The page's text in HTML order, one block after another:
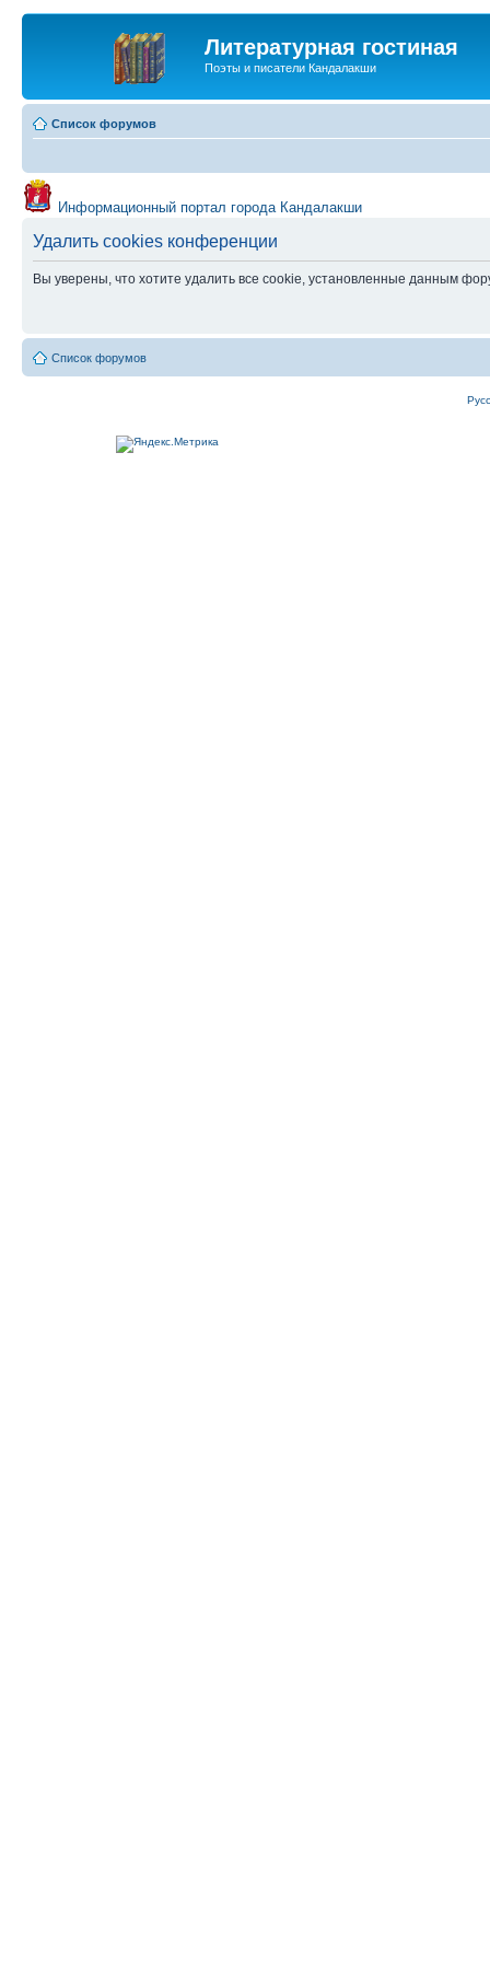
Литературная гостиная
Поэты и писатели Кандалакши
Список форумов
Информационный портал города Кандалакши
Удалить cookies конференции
Вы уверены, что хотите удалить все cookie, установленные данным
Список форумов